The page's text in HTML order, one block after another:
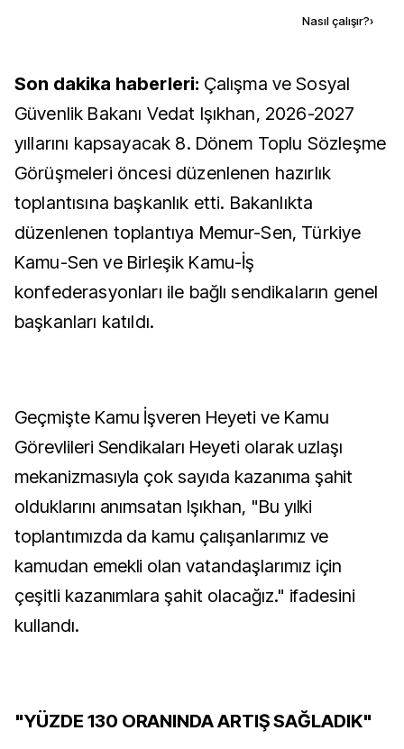
Nasıl çalışır?›
Son dakika haberleri: Çalışma ve Sosyal
Güvenlik Bakanı Vedat Işıkhan, 2026-2027
yıllarını kapsayacak 8. Dönem Toplu Sözleşme
Görüşmeleri öncesi düzenlenen hazırlık
toplantısına başkanlık etti. Bakanlıkta
düzenlenen toplantıya Memur-Sen, Türkiye
Kamu-Sen ve Birleşik Kamu-İş
konfederasyonları ile bağlı sendikaların genel
başkanları katıldı.
Geçmişte Kamu İşveren Heyeti ve Kamu
Görevlileri Sendikaları Heyeti olarak uzlaşı
mekanizmasıyla çok sayıda kazanıma şahit
olduklarını anımsatan Işıkhan, "Bu yılki
toplantımızda da kamu çalışanlarımız ve
kamudan emekli olan vatandaşlarımız için
çeşitli kazanımlara şahit olacağız." ifadesini
kullandı.
"YÜZDE 130 ORANINDA ARTIŞ SAĞLADIK"